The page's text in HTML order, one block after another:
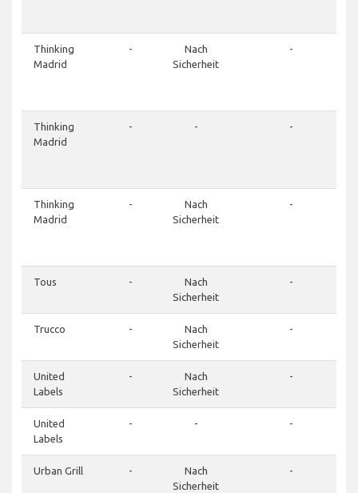
Thinking
Madrid
-
Nach
Sicherheit
-
Thinking
Madrid
- - -
Thinking
Madrid
-
Nach
Sicherheit
-
Tous -
Nach
Sicherheit
-
Trucco -
Nach
Sicherheit
-
United
Labels
-
Nach
Sicherheit
-
United
Labels
- - -
Urban Grill -
Nach
Sicherheit
-